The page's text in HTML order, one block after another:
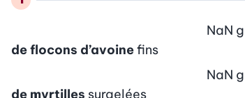
de flocons d’avoinefins
NaN g
de myrtilles surgelées
NaN g